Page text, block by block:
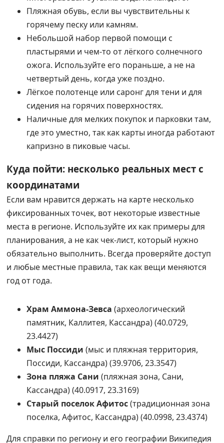
Пляжная обувь, если вы чувствительны к
горячему песку или камням.
Небольшой набор первой помощи с
пластырями и чем-то от лёгкого солнечного
ожога. Используйте его пораньше, а не на
четвертый день, когда уже поздно.
Лёгкое полотенце или саронг для тени и для
сидения на горячих поверхностях.
Наличные для мелких покупок и парковки там,
где это уместно, так как карты иногда работают
капризно в пиковые часы.
Куда пойти: несколько реальных мест с
координатами
Если вам нравится держать на карте несколько
фиксированных точек, вот некоторые известные
места в регионе. Используйте их как примеры для
планирования, а не как чек-лист, который нужно
обязательно выполнить. Всегда проверяйте доступ
и любые местные правила, так как вещи меняются
год от года.
Храм Аммона-Зевса (археологический
памятник, Каллитея, Кассандра) (40.0729,
23.4427)
Мыс Поссиди (мыс и пляжная территория,
Поссиди, Кассандра) (39.9706, 23.3547)
Зона пляжа Сани (пляжная зона, Сани,
Кассандра) (40.0917, 23.3169)
Старый поселок Афитос(традиционная зона
поселка, Афитос, Кассандра) (40.0998, 23.4374)
Для справки по региону и его географии Википедия